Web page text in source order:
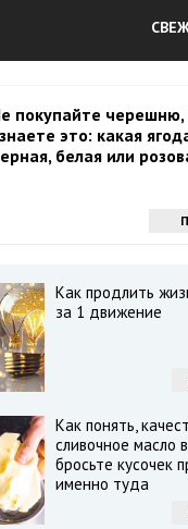
покупайте черешню,
это: какая
белая или
Как продлить
за 1 движение
Как понять,
сливочное масло
бросьте кусочек
именно туда